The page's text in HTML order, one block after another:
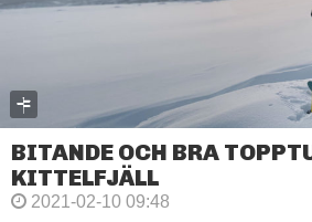
BITANDE OCH BRA
KITTELFJÄLL
2021-02-10 09:48